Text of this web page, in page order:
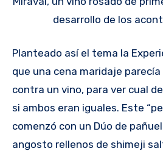
desarrollo de los
Planteado así el tema la
que una cena maridaje
contra un vino, para ver cual
si ambos eran iguales. Este
comenzó con un Dúo de
angosto rellenos de shimeji